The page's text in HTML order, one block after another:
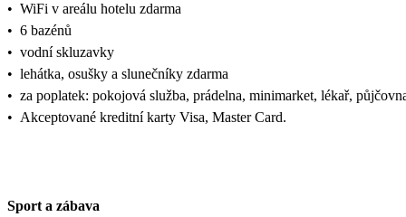
• WiFi v areálu hotelu zdarma
• 6 bazénů
• vodní skluzavky
• lehátka, osušky a slunečníky zdarma
• za poplatek: pokojová služba, prádelna, minimarket, lékař,
• Akceptované kreditní karty Visa, Master Card.
Sport a zábava